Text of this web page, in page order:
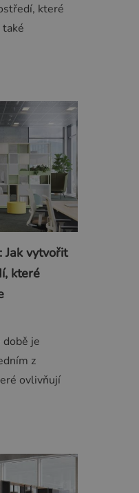
které
Jak vytvořit
které
době je
z
ovlivňují